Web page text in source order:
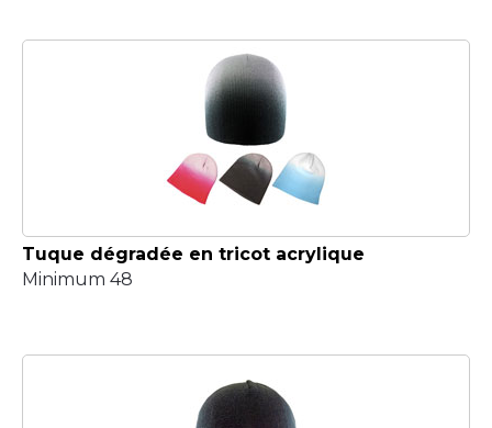
Tuque dégradée en tricot acrylique
Minimum 48